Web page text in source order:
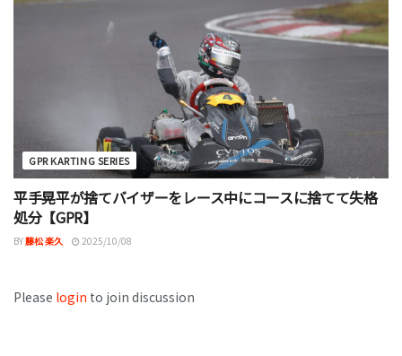
GPR KARTING SERIES
平手晃平が捨てバイザーをレース中にコースに捨てて失格
処分【GPR】
BY藤松 楽久 2025/10/08
Please login to join discussion